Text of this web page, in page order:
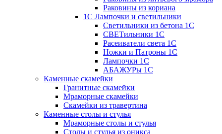
Раковины из кориана
1С Лампочки и светильники
Светильники из бетона 1С
СВЕТильники 1С
Расеиватели света 1С
Ножки и Патроны 1С
Лампочки 1С
АБАЖУРы 1С
Каменные скамейки
Гранитные скамейки
Мраморные скамейки
Скамейки из травертина
Каменные столы и стулья
Мраморные столы и стулья
Столы и стулья из оникса